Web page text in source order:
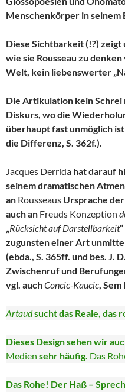
Menschenkörper in seinem
Diese Sichtbarkeit (!?)
wie sie Rousseau zu
Welt, kein liebenswerter
Die Artikulation kein Schrei
Diskurs, wo die
überhaupt fast unmöglich
die Differenz, S. 362f.).
Jacques Derrida hat darauf
seinem dramatischen
an Rousseaus Ursprache
auch an Freuds Konzeption
„Rücksicht auf Darstellbarkeit
zugunsten einer Art
(ebda., S. 365ff. und bes. J.
Zwischenruf und
vgl. auchConcic-Kaucic, Sem
Artaudsucht das Reale, das
Dieses Design sehen wir
Medien sehr häufig. Das
Das Rohe! Der Haß –